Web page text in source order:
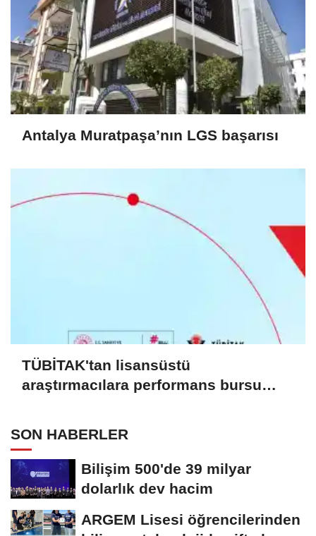
Antalya Muratpaşa’nın LGS başarısı
TÜBİTAK'tan lisansüstü
araştırmacılara performans bursu
SON HABERLER
Bilişim 500'de 39 milyar
dolarlık dev hacim
ARGEM Lisesi öğrencilerinden